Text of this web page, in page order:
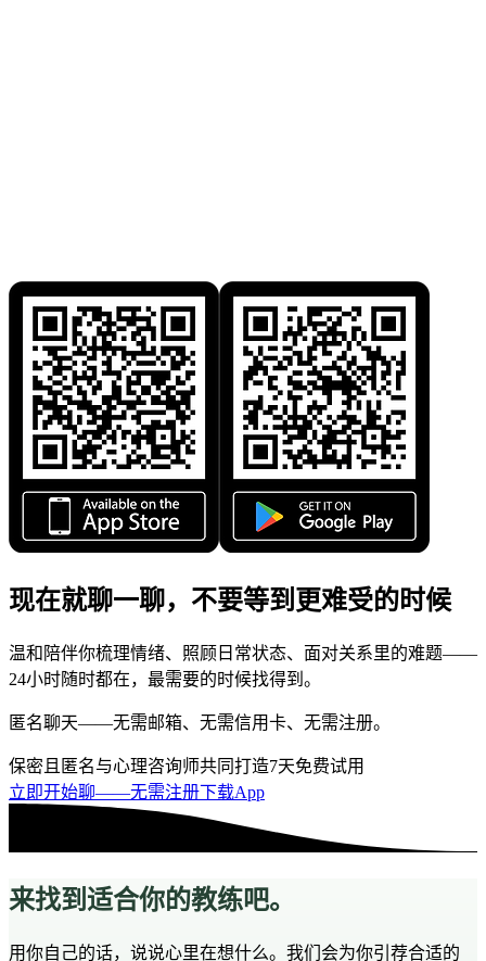
现在就聊一聊，不要等到更难受的时候
温和陪伴你梳理情绪、照顾日常状态、面对关系里的难题——
24小时随时都在，最需要的时候找得到。
匿名聊天——无需邮箱、无需信用卡、无需注册。
保密且匿名与心理咨询师共同打造7天免费试用
立即开始聊——无需注册下载App
来找到适合你的教练吧。
用你自己的话，说说心里在想什么。我们会为你引荐合适的